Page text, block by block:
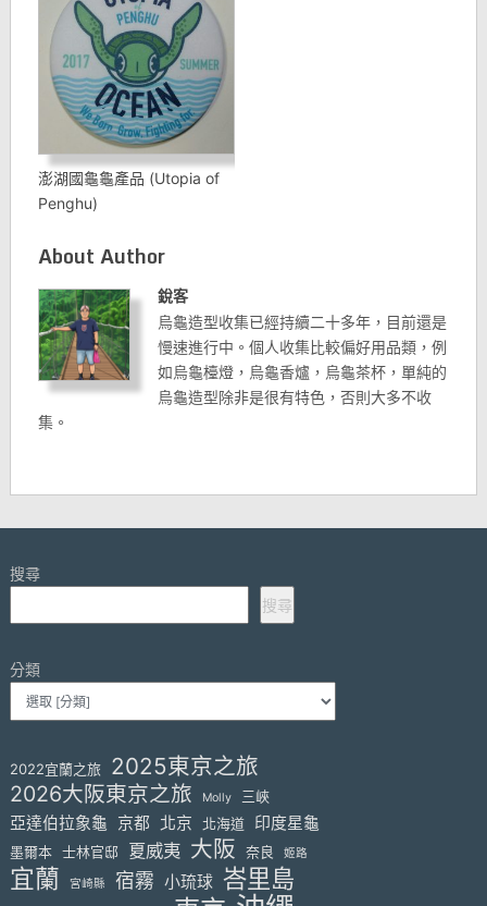
澎湖國龜龜產品 (Utopia of
Penghu)
About Author
銳客
烏龜造型收集已經持續二十多年，目前還是
慢速進行中。個人收集比較偏好用品類，例
如烏龜檯燈，烏龜香爐，烏龜茶杯，單純的
烏龜造型除非是很有特色，否則大多不收
集。
搜尋
搜尋
分類
2022宜蘭之旅 2025東京之旅
2026大阪東京之旅 Molly 三峽
亞達伯拉象龜 京都 北京 北海道 印度星龜
墨爾本 士林官邸 夏威夷 大阪 奈良 姬路
宜蘭 宮崎縣 宿霧 小琉球 峇里島